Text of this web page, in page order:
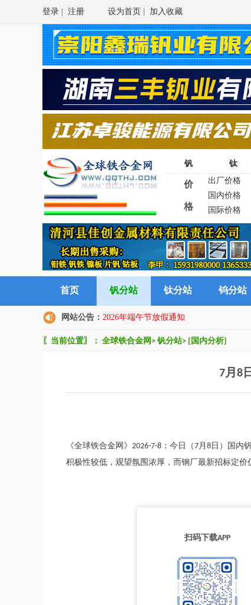
登录 注册 设为首页 加入收藏
钒 钛
价
格
出厂价格
国内价格
国际价格
首页 钒分站 钛分站 钨分站
网站公告： 2026年端午节放假通知
〖当前位置〗： 全球铁合金网 > 钒分站> [国内分析]
7月8
《全球铁合金网》2026-7-8：今日（7月8日）国
积极性较低，观望氛围浓厚，而钢厂最新招标定价
扫码下载APP